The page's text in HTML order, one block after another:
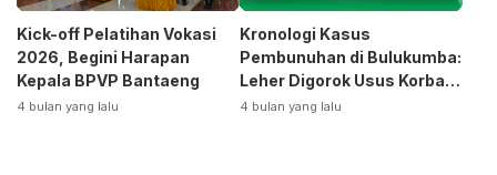
Kick-off Pelatihan Vokasi
2026, Begini Harapan
Kepala BPVP Bantaeng
4 bulan yang lalu
Kronologi Kasus
Pembunuhan di Bulukumba:
Leher Digorok Usus Korban
Dikeluarkan
4 bulan yang lalu